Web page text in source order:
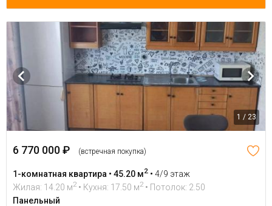
1 / 23
6 770 000 ₽ (встречная покупка)
1-комнатная квартира • 45.20 м2 • 4/9 этаж
Жилая: 14.20 м2 • Кухня: 17.50 м2 • Потолок: 2.50
Панельный